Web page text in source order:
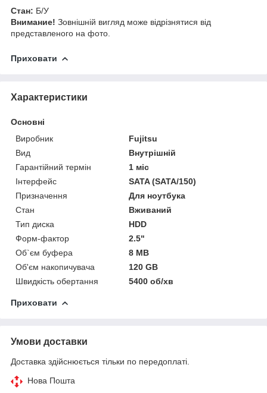
Стан: Б/У
Внимание! Зовнішній вигляд може відрізнятися від
представленого на фото.
Приховати
Характеристики
Основні
Виробник
Fujitsu
Вид
Внутрішній
Гарантійний термін
1 міс
Інтерфейс
SATA (SATA/150)
Призначення
Для ноутбука
Стан
Вживаний
Тип диска
HDD
Форм-фактор
2.5"
Об`єм буфера
8 MB
Об'єм накопичувача
120 GB
Швидкість обертання
5400 об/хв
Приховати
Умови доставки
Доставка здійснюється тільки по передоплаті.
Нова Пошта